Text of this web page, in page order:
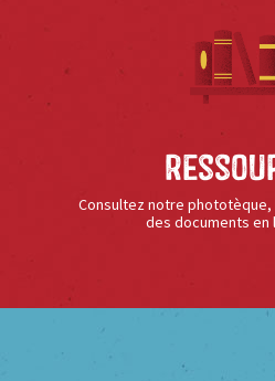
Consultez notre
des documents en